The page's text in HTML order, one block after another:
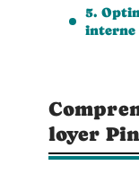
5.
interne
loyer